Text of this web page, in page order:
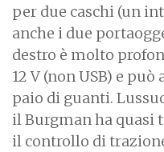
per due caschi (un
anche i due
destro è molto
12 V (non USB) e
paio di guanti.
il Burgman ha quasi
il controllo di